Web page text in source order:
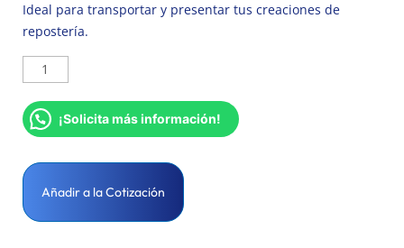
Ideal para transportar y presentar tus creaciones de
repostería.
¡Solicita más información!
Añadir a la Cotización